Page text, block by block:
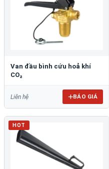
Van đầu bình cứu hoả khí
CO₂
Liên hệ BÁO GIÁ
HOT